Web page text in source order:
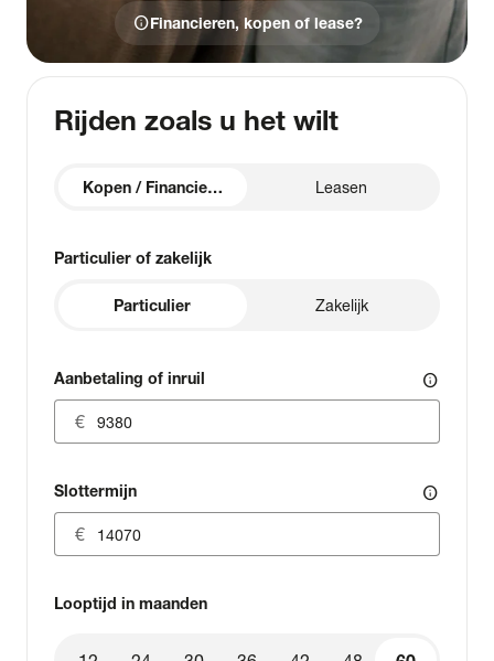
infoFinancieren, kopen of lease?
Rijden zoals u het wilt
Kopen / Financieren Leasen
Particulier of zakelijk
Particulier Zakelijk
Aanbetaling of inruil info
Slottermijn info
Looptijd in maanden